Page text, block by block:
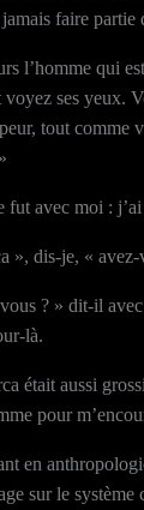
faire partie
l’homme qui
ses yeux.
tout comme
fut avec moi :
», dis-je, «
? » dit-il
là.
était aussi
pour
en
sur le